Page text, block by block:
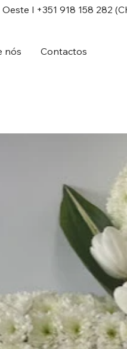
l +351 918 158 282
nós Contactos